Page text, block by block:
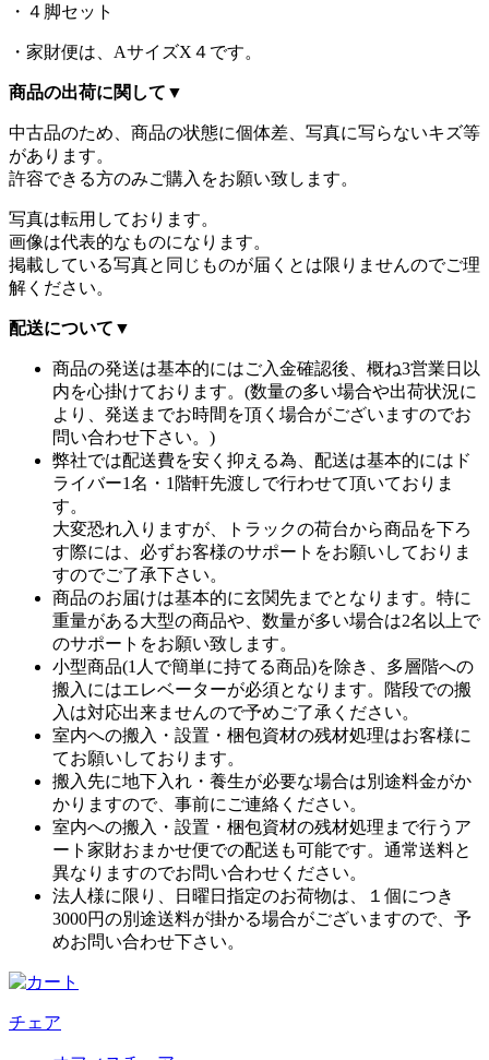
・４脚セット
・家財便は、AサイズX４です。
商品の出荷に関して ▼
中古品のため、商品の状態に個体差、写真に写らないキズ等
があります。
許容できる方のみご購入をお願い致します。
写真は転用しております。
画像は代表的なものになります。
掲載している写真と同じものが届くとは限りませんのでご理
解ください。
配送について ▼
商品の発送は基本的にはご入金確認後、概ね3営業日以
内を心掛けております。(数量の多い場合や出荷状況に
より、発送までお時間を頂く場合がございますのでお
問い合わせ下さい。)
弊社では配送費を安く抑える為、配送は基本的にはド
ライバー1名・1階軒先渡しで行わせて頂いておりま
す。
大変恐れ入りますが、トラックの荷台から商品を下ろ
す際には、必ずお客様のサポートをお願いしておりま
すのでご了承下さい。
商品のお届けは基本的に玄関先までとなります。特に
重量がある大型の商品や、数量が多い場合は2名以上で
のサポートをお願い致します。
小型商品(1人で簡単に持てる商品)を除き、多層階への
搬入にはエレベーターが必須となります。階段での搬
入は対応出来ませんので予めご了承ください。
室内への搬入・設置・梱包資材の残材処理はお客様に
てお願いしております。
搬入先に地下入れ・養生が必要な場合は別途料金がか
かりますので、事前にご連絡ください。
室内への搬入・設置・梱包資材の残材処理まで行うア
ート家財おまかせ便での配送も可能です。通常送料と
異なりますのでお問い合わせください。
法人様に限り、日曜日指定のお荷物は、１個につき
3000円の別途送料が掛かる場合がございますので、予
めお問い合わせ下さい。
チェア